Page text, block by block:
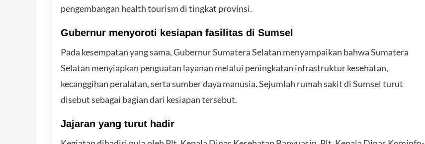
pengembangan health tourism di tingkat provinsi.
Gubernur menyoroti kesiapan fasilitas di Sumsel
Pada kesempatan yang sama, Gubernur Sumatera Selatan menyampaikan bahwa Sumatera
Selatan menyiapkan penguatan layanan melalui peningkatan infrastruktur kesehatan,
kecanggihan peralatan, serta sumber daya manusia. Sejumlah rumah sakit di Sumsel turut
disebut sebagai bagian dari kesiapan tersebut.
Jajaran yang turut hadir